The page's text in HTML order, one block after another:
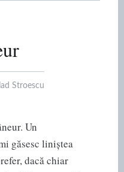
Stroescu
Un
găsesc liniștea
dacă chiar